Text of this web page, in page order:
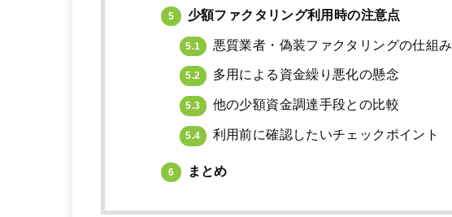
5 少額ファクタリング利用時の注意点
5.1 悪質業者・偽装ファクタリングの仕組み
5.2 多用による資金繰り悪化の懸念
5.3 他の少額資金調達手段との比較
5.4 利用前に確認したいチェックポイント
6 まとめ